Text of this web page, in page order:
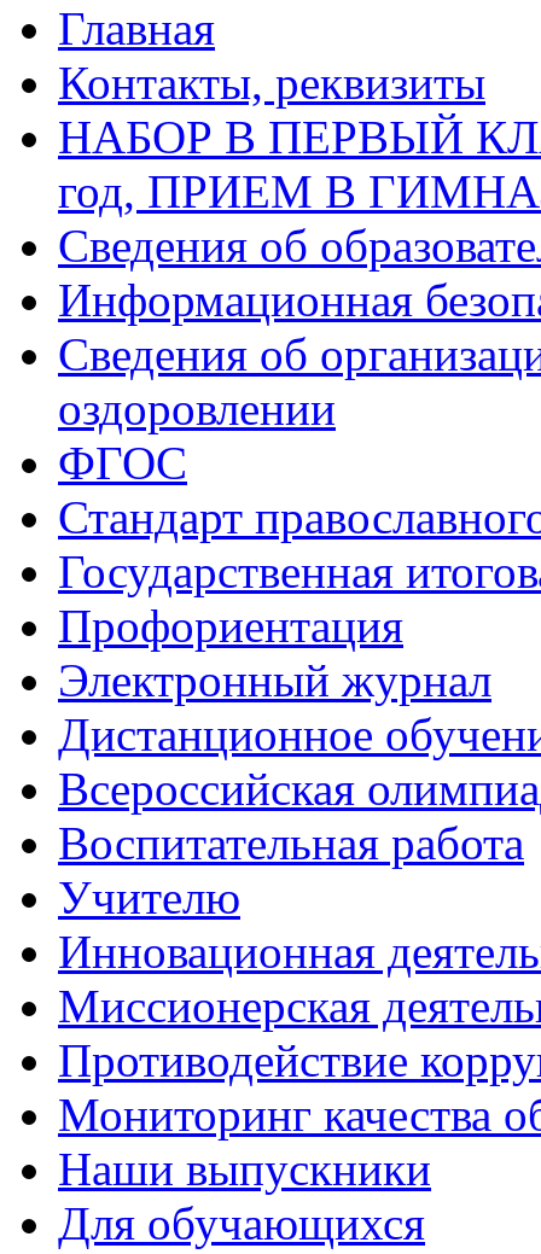
Главная
Контакты, реквизиты
НАБОР В ПЕРВЫЙ
год, ПРИЕМ В
Сведения об
Информационная
Сведения об
оздоровлении
ФГОС
Стандарт
Государственная
Профориентация
Электронный журнал
Дистанционное
Всероcсийская
Воспитательная работа
Учителю
Инновационная
Миссионерская
Противодействие
Мониторинг качества
Наши выпускники
Для обучающихся